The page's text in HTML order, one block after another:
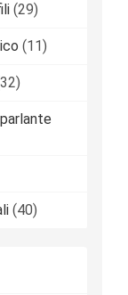
(29)
(11)
(40)